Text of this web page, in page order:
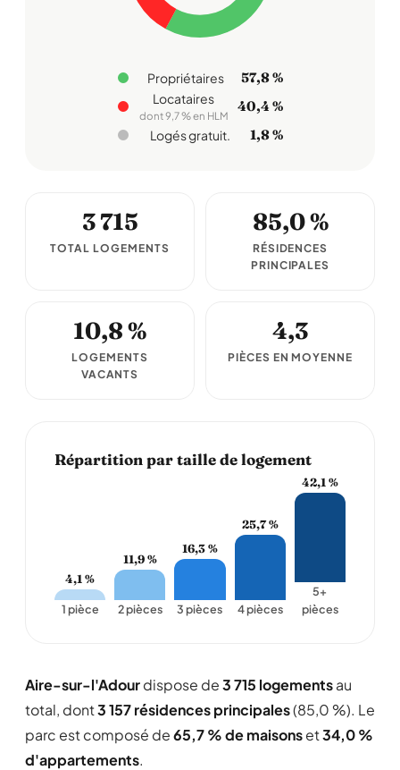
Propriétaires 57,8 %
Locataires
dont 9,7 % en HLM
40,4 %
Logés gratuit. 1,8 %
3 715
TOTAL LOGEMENTS
85,0 %
RÉSIDENCES
PRINCIPALES
10,8 %
LOGEMENTS
VACANTS
4,3
PIÈCES EN MOYENNE
Répartition par taille de logement
4,1 %
1 pièce
11,9 %
2 pièces
16,3 %
3 pièces
25,7 %
4 pièces
42,1 %
5+
pièces
Aire-sur-l'Adourdispose de3 715 logementsau
total, dont3 157 résidences principales(85,0 %). Le
parc est composé de65,7 % de maisonset34,0 %
d'appartements.